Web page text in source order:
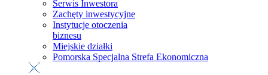
Serwis Inwestora
Zachęty inwestycyjne
Instytucje otoczenia
biznesu
Miejskie działki
Pomorska Specjalna Strefa Ekonomiczna